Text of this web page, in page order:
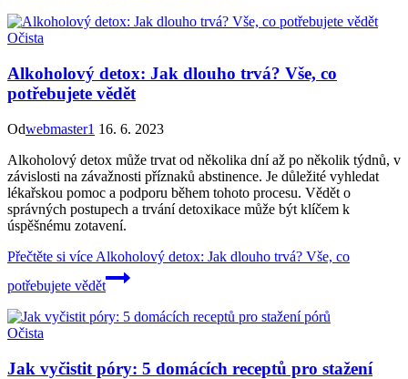
Očista
Alkoholový detox: Jak dlouho trvá? Vše, co
potřebujete vědět
Odwebmaster1 16. 6. 2023
Alkoholový detox může trvat od několika dní až po několik týdnů, v
závislosti na závažnosti příznaků abstinence. Je důležité vyhledat
lékařskou pomoc a podporu během tohoto procesu. Vědět o
správných postupech a trvání detoxikace může být klíčem k
úspěšnému zotavení.
Přečtěte si více Alkoholový detox: Jak dlouho trvá? Vše, co
potřebujete vědět
Očista
Jak vyčistit póry: 5 domácích receptů pro stažení